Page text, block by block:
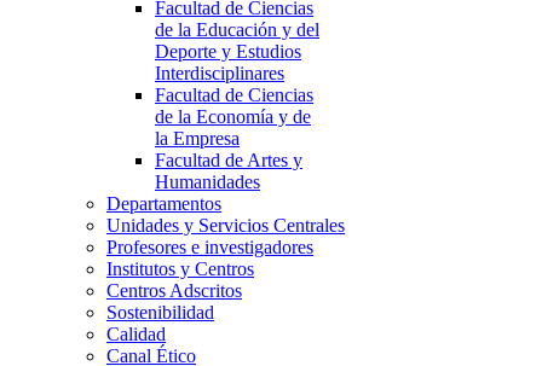
Facultad de Ciencias
de la Educación y del
Deporte y Estudios
Interdisciplinares
Facultad de Ciencias
de la Economía y de
la Empresa
Facultad de Artes y
Humanidades
Departamentos
Unidades y Servicios Centrales
Profesores e investigadores
Institutos y Centros
Centros Adscritos
Sostenibilidad
Calidad
Canal Ético